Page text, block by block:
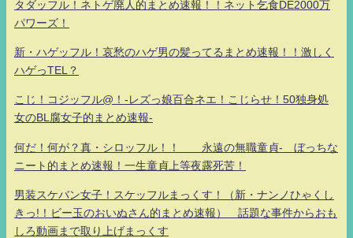
タダッフル！ネトゲ廃人的まとめ速報！！ネット乞食DE2000万
パワーズ！
新・ハゲッフル！哀愁のハゲ男の髪ってるまとめ速報！！激しく
ハゲっTEL？
こじ！コジッフル@！-レズっ娘百合ネエ！こじらせ！50独身処
女のBL腐女子的まとめ速報-
何だ！何が？真・シロッフル！！ 永遠の無職童貞- ぼっちな
ニート的まとめ速報！一生童貞上等夜露死苦！
男装スケバン女子！スケッフルまっくす！（新・ナンノひゃくし
きっ!！ビー玉のおいぬさん的まとめ速報） 話題な事件からおも
しろ動画まで取り上げまっくす